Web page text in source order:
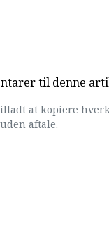
til denne
tilladt at kopiere
aftale.